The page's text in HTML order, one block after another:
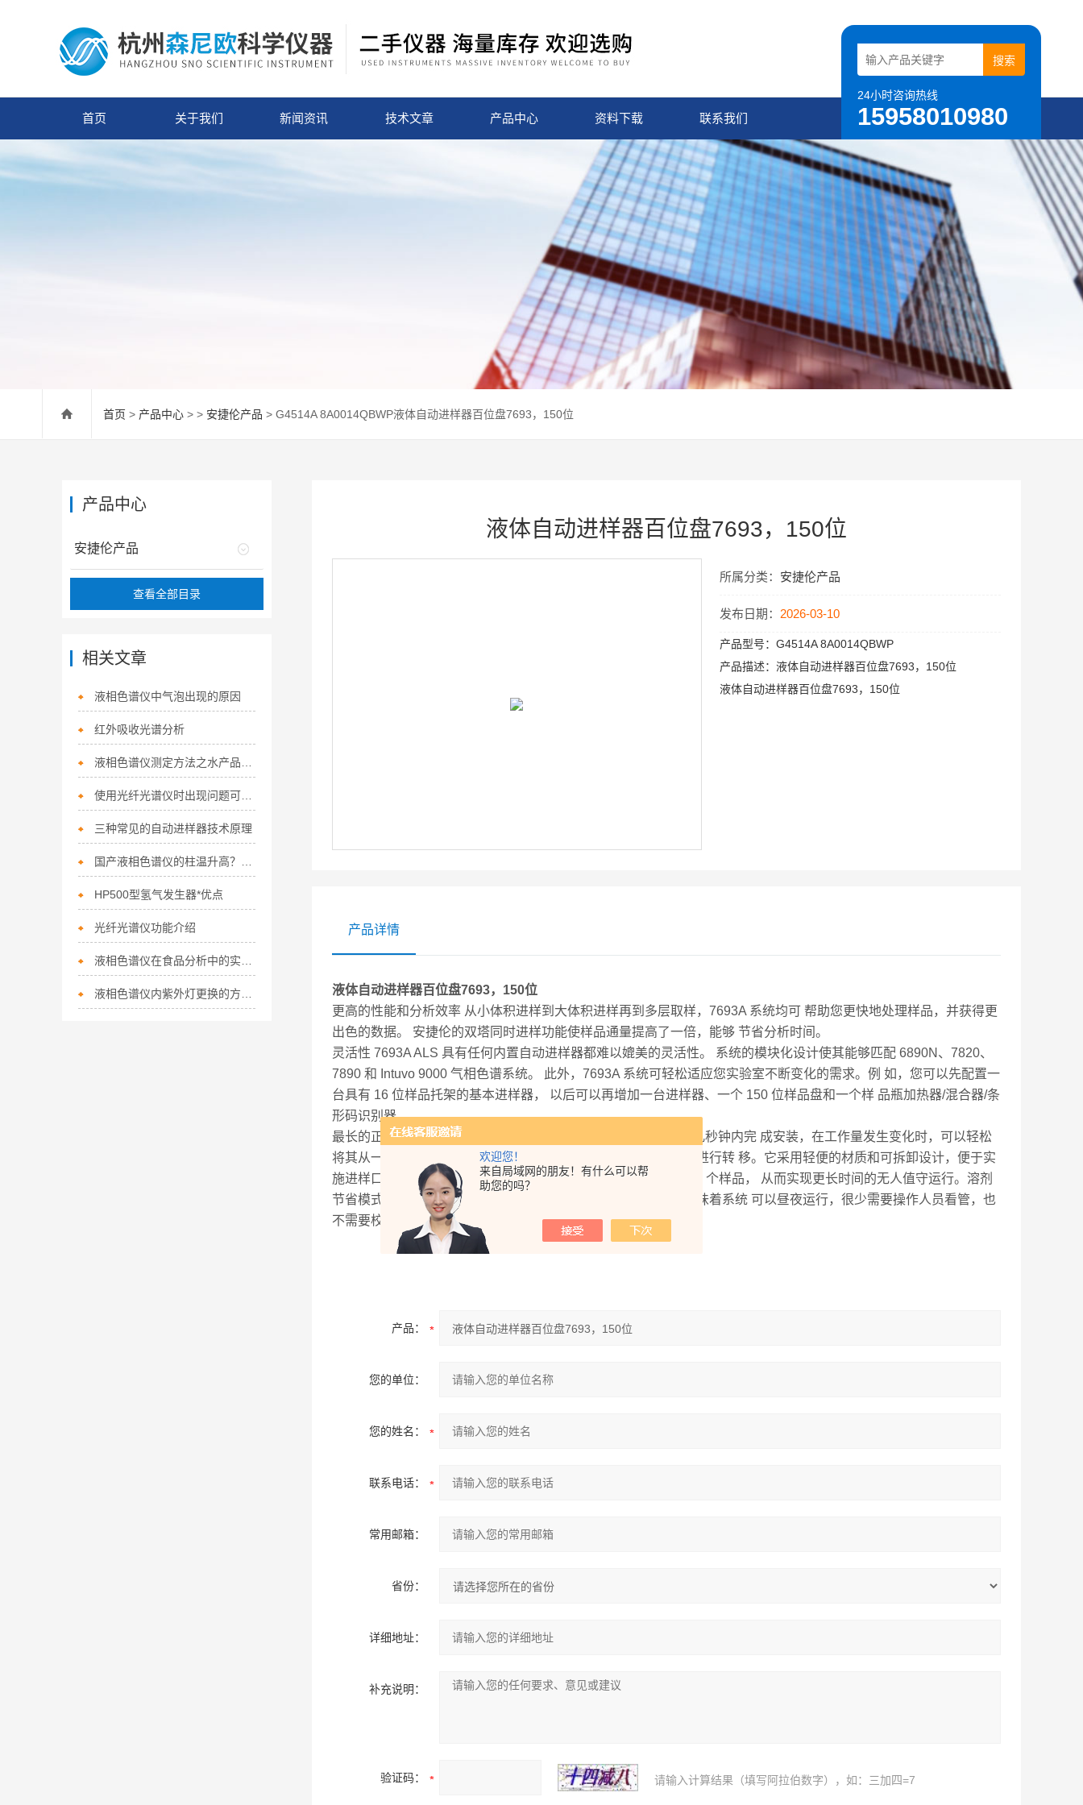
欢迎您！
来自局域网的朋友！有什么可以帮
助您的吗？
24小时咨询热线
15958010980
首页 关于我们 新闻资讯 技术文章 产品中心 资料下载 联系我们
首页 > 产品中心 > > 安捷伦产品 > G4514A 8A0014QBWP液体自动进样器百位盘7693，150位
液体自动进样器百位盘7693，150位
所属分类： 安捷伦产品
发布日期： 2026-03-10
产品型号：G4514A 8A0014QBWP
产品描述：液体自动进样器百位盘7693，150位
液体自动进样器百位盘7693，150位
产品详情
液体自动进样器百位盘7693，150位
更高的性能和分析效率 从小体积进样到大体积进样再到多层取样，7693A 系统均可 帮助您更快地处理样品，并获得更
出色的数据。 安捷伦的双塔同时进样功能使样品通量提高了一倍，能够 节省分析时间。
灵活性 7693A ALS 具有任何内置自动进样器都难以媲美的灵活性。 系统的模块化设计使其能够匹配 6890N、7820、
7890 和 Intuvo 9000 气相色谱系统。 此外，7693A 系统可轻松适应您实验室不断变化的需求。例 如，您可以先配置一
台具有 16 位样品托架的基本进样器， 以后可以再增加一台进样器、一个 150 位样品盘和一个样 品瓶加热器/混合器/条
形码识别器。
最长的正常运行时间 自定位“即插即用"式进样器无需工具即可在几秒钟内完 成安装，在工作量发生变化时，可以轻松
将其从一个进样 口转到另一个进样口，或在不同气相色谱仪之间进行转 移。它采用轻便的材质和可拆卸设计，便于实
施进样口 维护。 此外，溶剂容量更大 (> 20 mL) 且Z多能容纳 150 个样品， 从而实现更长时间的无人值守运行。溶剂
节省模式将进一 步增加样品容量。安捷伦产品固有的高可靠性意味着系统 可以昼夜运行，很少需要操作人员看管，也
不需要校准或 调整。
产品：
您的单位：
您的姓名：
联系电话：
常用邮箱：
省份：
详细地址：
补充说明：
验证码： 请输入计算结果（填写阿拉伯数字），如：三加四=7
产品中心
安捷伦产品
查看全部目录
相关文章
液相色谱仪中气泡出现的原因
红外吸收光谱分析
三种常见的自动进样器技术原理
HP500型氢气发生器*优点
光纤光谱仪功能介绍